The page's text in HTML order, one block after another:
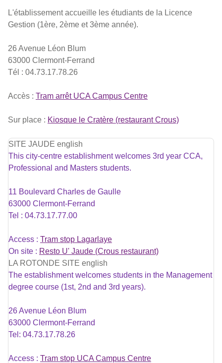
L'établissement accueille les étudiants de la Licence
Gestion (1ère, 2ème et 3ème année).
26 Avenue Léon Blum
63000 Clermont-Ferrand
Tél : 04.73.17.78.26
Accès : Tram arrêt UCA Campus Centre
Sur place : Kiosque le Cratère (restaurant Crous)
SITE JAUDE english
This city-centre establishment welcomes 3rd year CCA,
Professional and Masters students.
11 Boulevard Charles de Gaulle
63000 Clermont-Ferrand
Tel : 04.73.17.77.00
Access : Tram stop Lagarlaye
On site : Resto U' Jaude (Crous restaurant)
LA ROTONDE SITE english
The establishment welcomes students in the Management
degree course (1st, 2nd and 3rd years).
26 Avenue Léon Blum
63000 Clermont-Ferrand
Tel: 04.73.17.78.26
Access : Tram stop UCA Campus Centre